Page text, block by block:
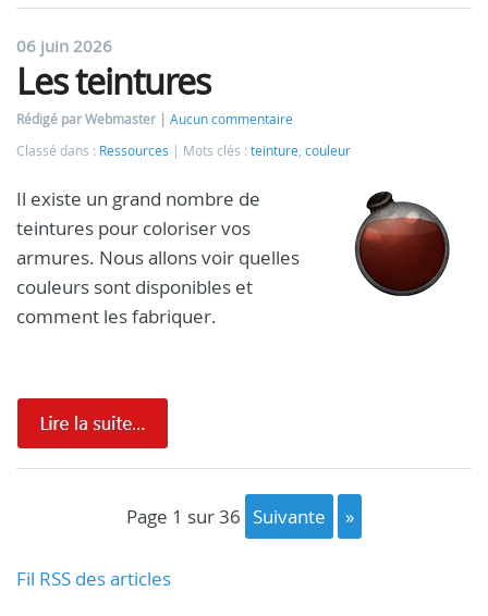
06 juin 2026
Les teintures
Rédigé par Webmaster
Aucun commentaire
Classé dans : Ressources Mots clés : teinture, couleur
Il existe un grand nombre de
teintures pour coloriser vos
armures. Nous allons voir quelles
couleurs sont disponibles et
comment les fabriquer.
page 1 sur 36 suivante »
Fil RSS des articles